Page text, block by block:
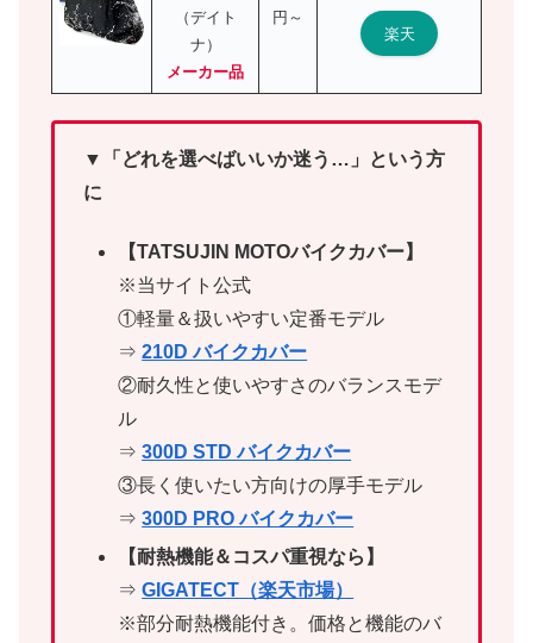
（デイト
ナ）
メーカー品
円～
楽天
▼「どれを選べばいいか迷う…」という方
に
【TATSUJIN MOTOバイクカバー】
※当サイト公式
①軽量＆扱いやすい定番モデル
⇒210D バイクカバー
②耐久性と使いやすさのバランスモデ
ル
⇒300D STD バイクカバー
③長く使いたい方向けの厚手モデル
⇒300D PRO バイクカバー
【耐熱機能＆コスパ重視なら】
⇒GIGATECT（楽天市場）
※部分耐熱機能付き。価格と機能のバ